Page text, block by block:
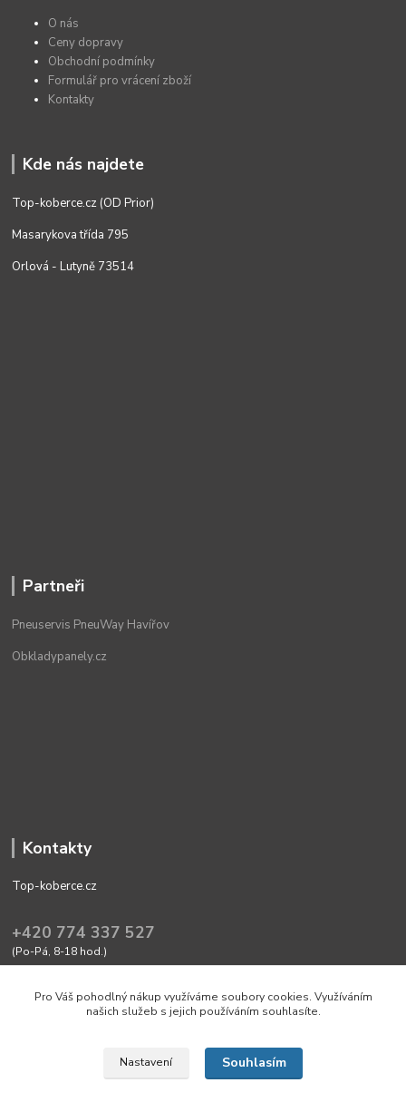
O nás
Ceny dopravy
Obchodní podmínky
Formulář pro vrácení zboží
Kontakty
Kde nás najdete
Top-koberce.cz (OD Prior)
Masarykova třída 795
Orlová - Lutyně 73514
Partneři
Pneuservis PneuWay Havířov
Obkladypanely.cz
Kontakty
Top-koberce.cz
+420 774 337 527
(Po-Pá, 8-18 hod.)
Pro Váš pohodlný nákup využíváme soubory cookies. Využíváním
našich služeb s jejich používáním souhlasíte.
Nastavení Souhlasím